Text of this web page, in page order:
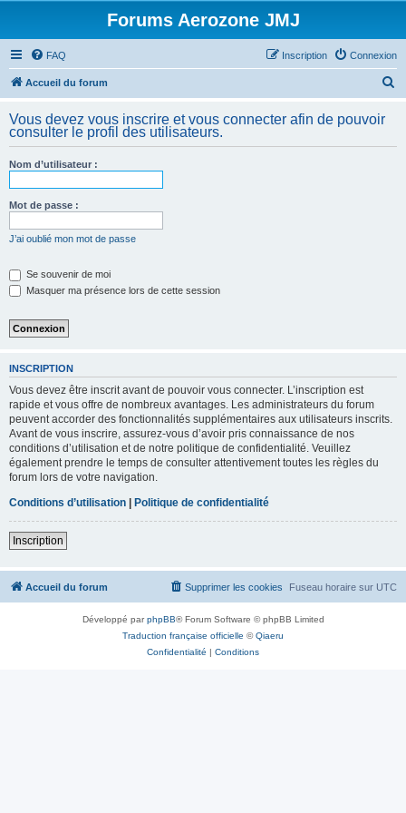
Forums Aerozone JMJ
FAQ Connexion
Inscription
Accueil du forum
h
Vous devez vous inscrire et vous connecter afin de pouvoir
consulter le profil des utilisateurs.
Nom d’utilisateur :
Mot de passe :
J’ai oublié mon mot de passe
Se souvenir de moi
Masquer ma présence lors de cette session
INSCRIPTION
Vous devez être inscrit avant de pouvoir vous connecter. L’inscription est
rapide et vous offre de nombreux avantages. Les administrateurs du forum
peuvent accorder des fonctionnalités supplémentaires aux utilisateurs inscrits.
Avant de vous inscrire, assurez-vous d’avoir pris connaissance de nos
conditions d’utilisation et de notre politique de confidentialité. Veuillez
également prendre le temps de consulter attentivement toutes les règles du
forum lors de votre navigation.
Conditions d’utilisation | Politique de confidentialité
Inscription
Accueil du forum Fuseau horaire sur UTC
Supprimer les cookies
Développé parphpBB® Forum Software © phpBB Limited
Traduction française officielle ©Qiaeru
Confidentialité | Conditions